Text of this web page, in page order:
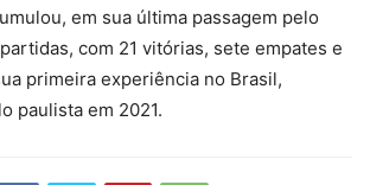
em sua última passagem pelo
com 21 vitórias, sete empates e
primeira experiência no Brasil,
paulista em 2021.